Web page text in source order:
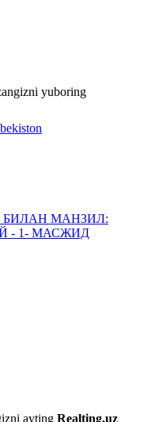
yuboring
БИЛАН МАНЗИЛ:
- 1- МАСЖИД
ayting Realting.uz